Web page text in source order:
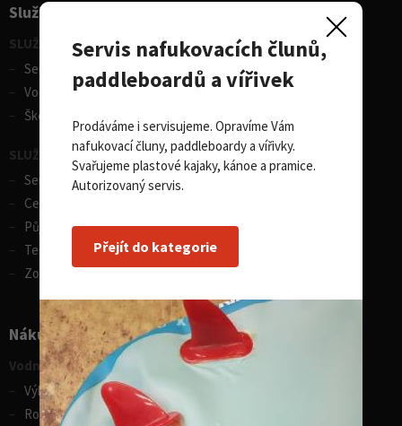
Služby pro sporty
SLUŽBY - vodní sporty
Servis lodí a člunů
Vodácká půjčovna lodí
Škola eskymování
SLUŽBY - zimní sporty
Servis lyží
Celosezonní půjčovna lyží
Půjčovna lyží
Test centrum SPORTEN
Zobrazit vše
Nákupní rádce
Vodní sporty
Výběr pádla na paddleboard
Rozdíly v paddleboardech
Servis nafukovacích člunů,
paddleboardů a vířivek
Prodáváme i servisujeme. Opravíme Vám
nafukovací čluny, paddleboardy a vířivky.
Svařujeme plastové kajaky, kánoe a pramice.
Autorizovaný servis.
Přejít do kategorie